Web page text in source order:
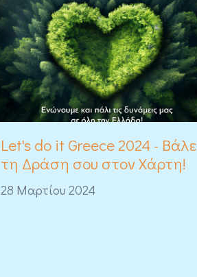
Let's do it Greece 2024 - Βάλε
τη Δράση σου στον Χάρτη!
28 Μαρτίου 2024